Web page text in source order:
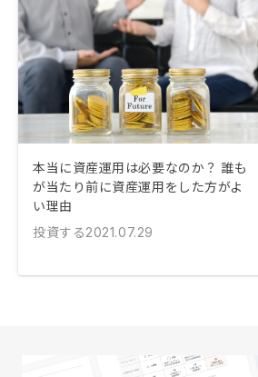
本当に資産運用は必要なのか？ 誰も
が当たり前に資産運用をした方がよ
い理由
投資する2021.07.29